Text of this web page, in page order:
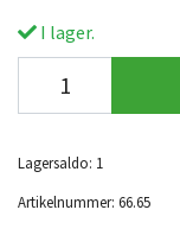
I lager.
Lagersaldo: 1
Artikelnummer: 66.65